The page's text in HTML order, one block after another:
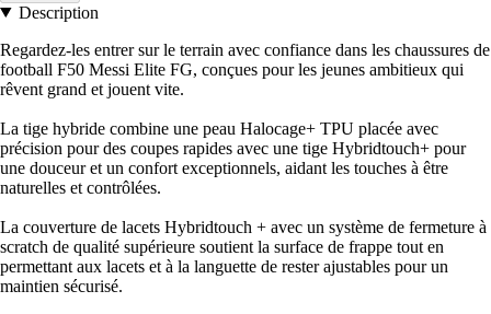
Description
Regardez-les entrer sur le terrain avec confiance dans les chaussures de
football F50 Messi Elite FG, conçues pour les jeunes ambitieux qui
rêvent grand et jouent vite.
La tige hybride combine une peau Halocage+ TPU placée avec
précision pour des coupes rapides avec une tige Hybridtouch+ pour
une douceur et un confort exceptionnels, aidant les touches à être
naturelles et contrôlées.
La couverture de lacets Hybridtouch + avec un système de fermeture à
scratch de qualité supérieure soutient la surface de frappe tout en
permettant aux lacets et à la languette de rester ajustables pour un
maintien sécurisé.